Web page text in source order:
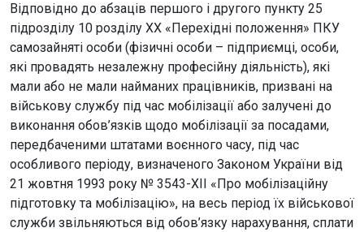
Відповідно до абзаців першого і другого пункту 25
підрозділу 10 розділу XX «Перехідні положення» ПКУ
самозайняті особи (фізичні особи – підприємці, особи,
які провадять незалежну професійну діяльність), які
мали або не мали найманих працівників, призвані на
військову службу під час мобілізації або залучені до
виконання обов’язків щодо мобілізації за посадами,
передбаченими штатами воєнного часу, під час
особливого періоду, визначеного Законом України від
21 жовтня 1993 року № 3543-ХІІ «Про мобілізаційну
підготовку та мобілізацію», на весь період їх військової
служби звільняються від обов’язку нарахування, сплати